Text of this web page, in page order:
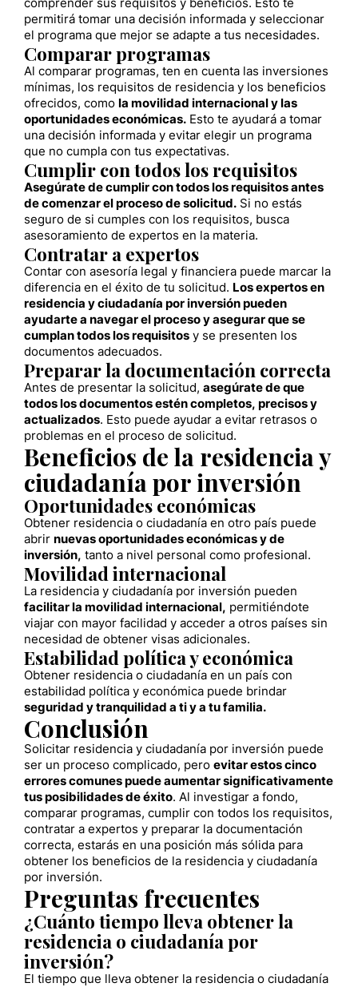
comprender sus requisitos y beneficios. Esto te
permitirá tomar una decisión informada y seleccionar
el programa que mejor se adapte a tus necesidades.
Comparar programas
Al comparar programas, ten en cuenta las inversiones
mínimas, los requisitos de residencia y los beneficios
ofrecidos, como la movilidad internacional y las
oportunidades económicas. Esto te ayudará a tomar
una decisión informada y evitar elegir un programa
que no cumpla con tus expectativas.
Cumplir con todos los requisitos
Asegúrate de cumplir con todos los requisitos antes
de comenzar el proceso de solicitud. Si no estás
seguro de si cumples con los requisitos, busca
asesoramiento de expertos en la materia.
Contratar a expertos
Contar con asesoría legal y financiera puede marcar la
diferencia en el éxito de tu solicitud. Los expertos en
residencia y ciudadanía por inversión pueden
ayudarte a navegar el proceso y asegurar que se
cumplan todos los requisitos y se presenten los
documentos adecuados.
Preparar la documentación correcta
Antes de presentar la solicitud, asegúrate de que
todos los documentos estén completos, precisos y
actualizados. Esto puede ayudar a evitar retrasos o
problemas en el proceso de solicitud.
Beneficios de la residencia y
ciudadanía por inversión
Oportunidades económicas
Obtener residencia o ciudadanía en otro país puede
abrir nuevas oportunidades económicas y de
inversión, tanto a nivel personal como profesional.
Movilidad internacional
La residencia y ciudadanía por inversión pueden
facilitar la movilidad internacional, permitiéndote
viajar con mayor facilidad y acceder a otros países sin
necesidad de obtener visas adicionales.
Estabilidad política y económica
Obtener residencia o ciudadanía en un país con
estabilidad política y económica puede brindar
seguridad y tranquilidad a ti y a tu familia.
Conclusión
Solicitar residencia y ciudadanía por inversión puede
ser un proceso complicado, pero evitar estos cinco
errores comunes puede aumentar significativamente
tus posibilidades de éxito. Al investigar a fondo,
comparar programas, cumplir con todos los requisitos,
contratar a expertos y preparar la documentación
correcta, estarás en una posición más sólida para
obtener los beneficios de la residencia y ciudadanía
por inversión.
Preguntas frecuentes
¿Cuánto tiempo lleva obtener la
residencia o ciudadanía por
inversión?
El tiempo que lleva obtener la residencia o ciudadanía